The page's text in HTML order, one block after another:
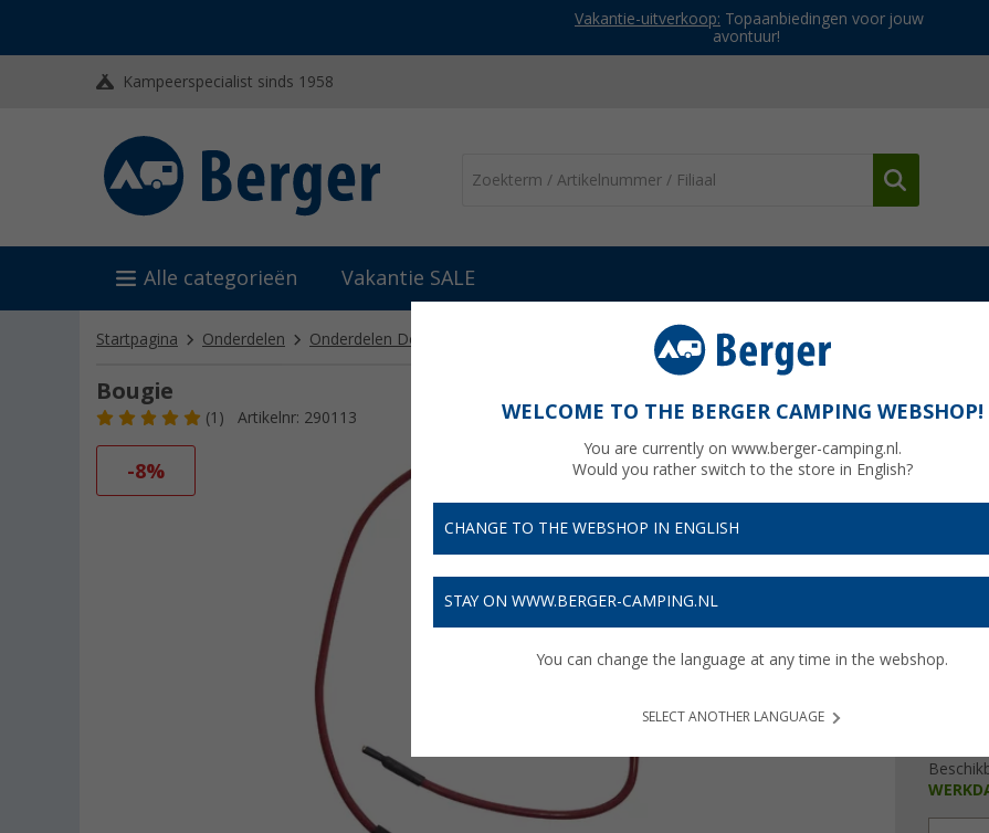
Vakantie-uitverkoop: Topaanbiedingen voor jouw
avontuur!
Kampeerspecialist sinds 1958
Alle categorieën Vakantie SALE
Startpagina Onderdelen Onderdelen Dometic Onderdelen Dometic barbecues Bougie
Bougie
(1) Artikelnr: 290113
-8%
€
Prijzen
WELCOME TO THE BERGER CAMPING WEBSHOP!
You are currently on www.berger-camping.nl.
Would you rather switch to the store in English?
CHANGE TO THE WEBSHOP IN ENGLISH
STAY ON WWW.BERGER-CAMPING.NL
You can change the language at any time in the webshop.
SELECT ANOTHER LANGUAGE